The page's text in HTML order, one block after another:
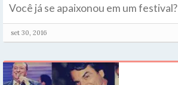
Você já se apaixonou em um festival?
set 30, 2016